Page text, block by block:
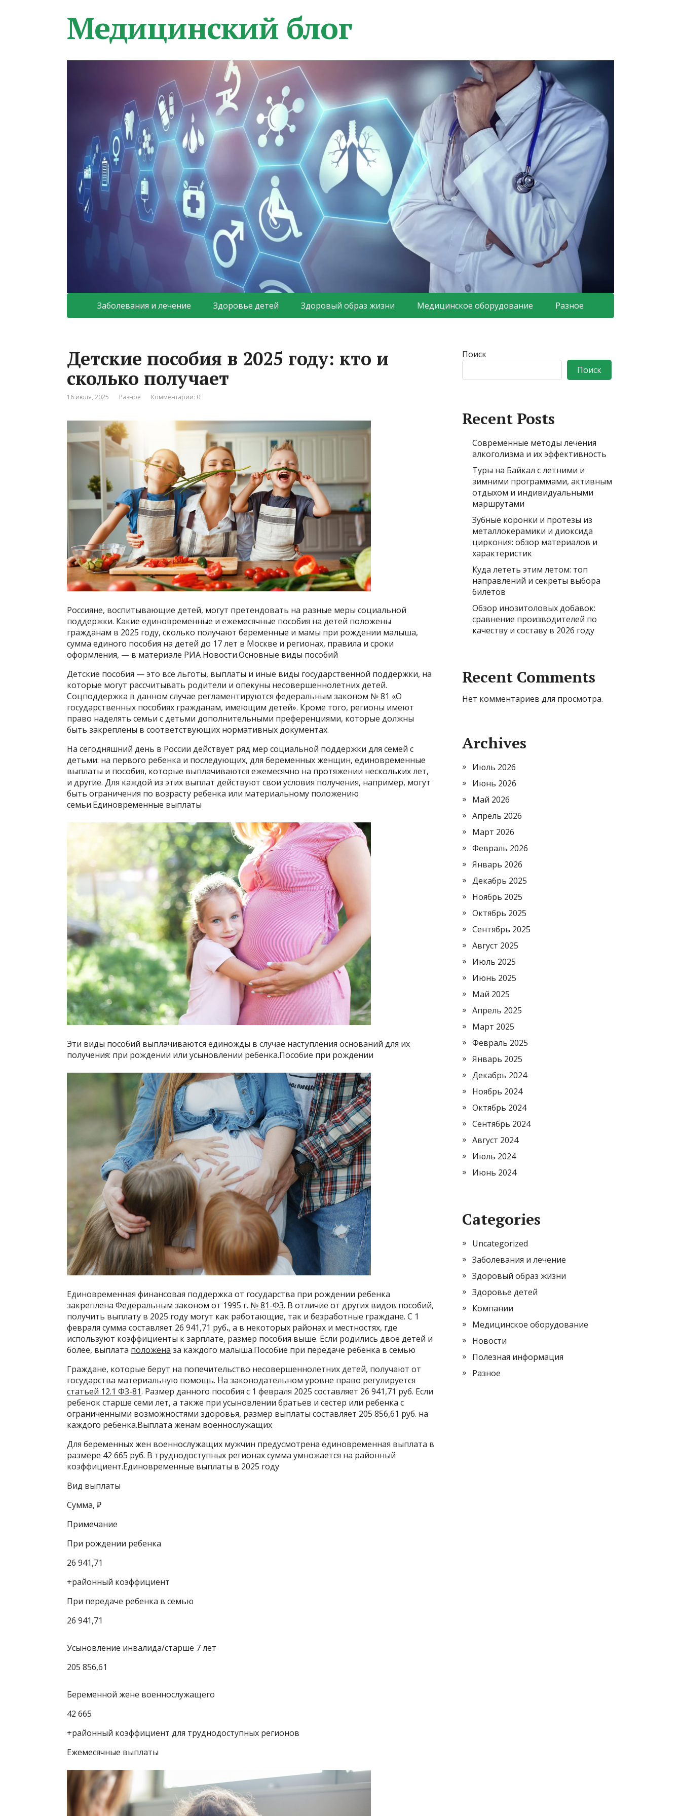
Медицинский блог
Заболевания и лечение Здоровье детей Здоровый образ жизни Медицинское оборудование Разное
Детские пособия в 2025 году: кто и
сколько получает
16 июля, 2025 Разное Комментарии: 0
Россияне, воспитывающие детей, могут претендовать на разные меры социальной
поддержки. Какие единовременные и ежемесячные пособия на детей положены
гражданам в 2025 году, сколько получают беременные и мамы при рождении малыша,
сумма единого пособия на детей до 17 лет в Москве и регионах, правила и сроки
оформления, — в материале РИА Новости.Основные виды пособий
Детские пособия — это все льготы, выплаты и иные виды государственной поддержки, на
которые могут рассчитывать родители и опекуны несовершеннолетних детей.
Соцподдержка в данном случае регламентируются федеральным законом № 81 «О
государственных пособиях гражданам, имеющим детей». Кроме того, регионы имеют
право наделять семьи с детьми дополнительными преференциями, которые должны
быть закреплены в соответствующих нормативных документах.
На сегодняшний день в России действует ряд мер социальной поддержки для семей с
детьми: на первого ребенка и последующих, для беременных женщин, единовременные
выплаты и пособия, которые выплачиваются ежемесячно на протяжении нескольких лет,
и другие. Для каждой из этих выплат действуют свои условия получения, например, могут
быть ограничения по возрасту ребенка или материальному положению
семьи.Единовременные выплаты
Эти виды пособий выплачиваются единожды в случае наступления оснований для их
получения: при рождении или усыновлении ребенка.Пособие при рождении
Единовременная финансовая поддержка от государства при рождении ребенка
закреплена Федеральным законом от 1995 г. № 81-ФЗ. В отличие от других видов пособий,
получить выплату в 2025 году могут как работающие, так и безработные граждане. С 1
февраля сумма составляет 26 941,71 руб., а в некоторых районах и местностях, где
используют коэффициенты к зарплате, размер пособия выше. Если родились двое детей и
более, выплата положена за каждого малыша.Пособие при передаче ребенка в семью
Граждане, которые берут на попечительство несовершеннолетних детей, получают от
государства материальную помощь. На законодательном уровне право регулируется
статьей 12.1 ФЗ-81. Размер данного пособия с 1 февраля 2025 составляет 26 941,71 руб. Если
ребенок старше семи лет, а также при усыновлении братьев и сестер или ребенка с
ограниченными возможностями здоровья, размер выплаты составляет 205 856,61 руб. на
каждого ребенка.Выплата женам военнослужащих
Для беременных жен военнослужащих мужчин предусмотрена единовременная выплата в
размере 42 665 руб. В труднодоступных регионах сумма умножается на районный
коэффициент.Единовременные выплаты в 2025 году
Вид выплаты
Сумма, ₽
Примечание
При рождении ребенка
26 941,71
+районный коэффициент
При передаче ребенка в семью
26 941,71
Усыновление инвалида/старше 7 лет
205 856,61
Беременной жене военнослужащего
42 665
+районный коэффициент для труднодоступных регионов
Ежемесячные выплаты
Поиск
Поиск
Recent Posts
Современные методы лечения
алкоголизма и их эффективность
Туры на Байкал с летними и
зимними программами, активным
отдыхом и индивидуальными
маршрутами
Зубные коронки и протезы из
металлокерамики и диоксида
циркония: обзор материалов и
характеристик
Куда лететь этим летом: топ
направлений и секреты выбора
билетов
Обзор инозитоловых добавок:
сравнение производителей по
качеству и составу в 2026 году
Recent Comments
Нет комментариев для просмотра.
Archives
Июль 2026
Июнь 2026
Май 2026
Апрель 2026
Март 2026
Февраль 2026
Январь 2026
Декабрь 2025
Ноябрь 2025
Октябрь 2025
Сентябрь 2025
Август 2025
Июль 2025
Июнь 2025
Май 2025
Апрель 2025
Март 2025
Февраль 2025
Январь 2025
Декабрь 2024
Ноябрь 2024
Октябрь 2024
Сентябрь 2024
Август 2024
Июль 2024
Июнь 2024
Categories
Uncategorized
Заболевания и лечение
Здоровый образ жизни
Здоровье детей
Компании
Медицинское оборудование
Новости
Полезная информация
Разное